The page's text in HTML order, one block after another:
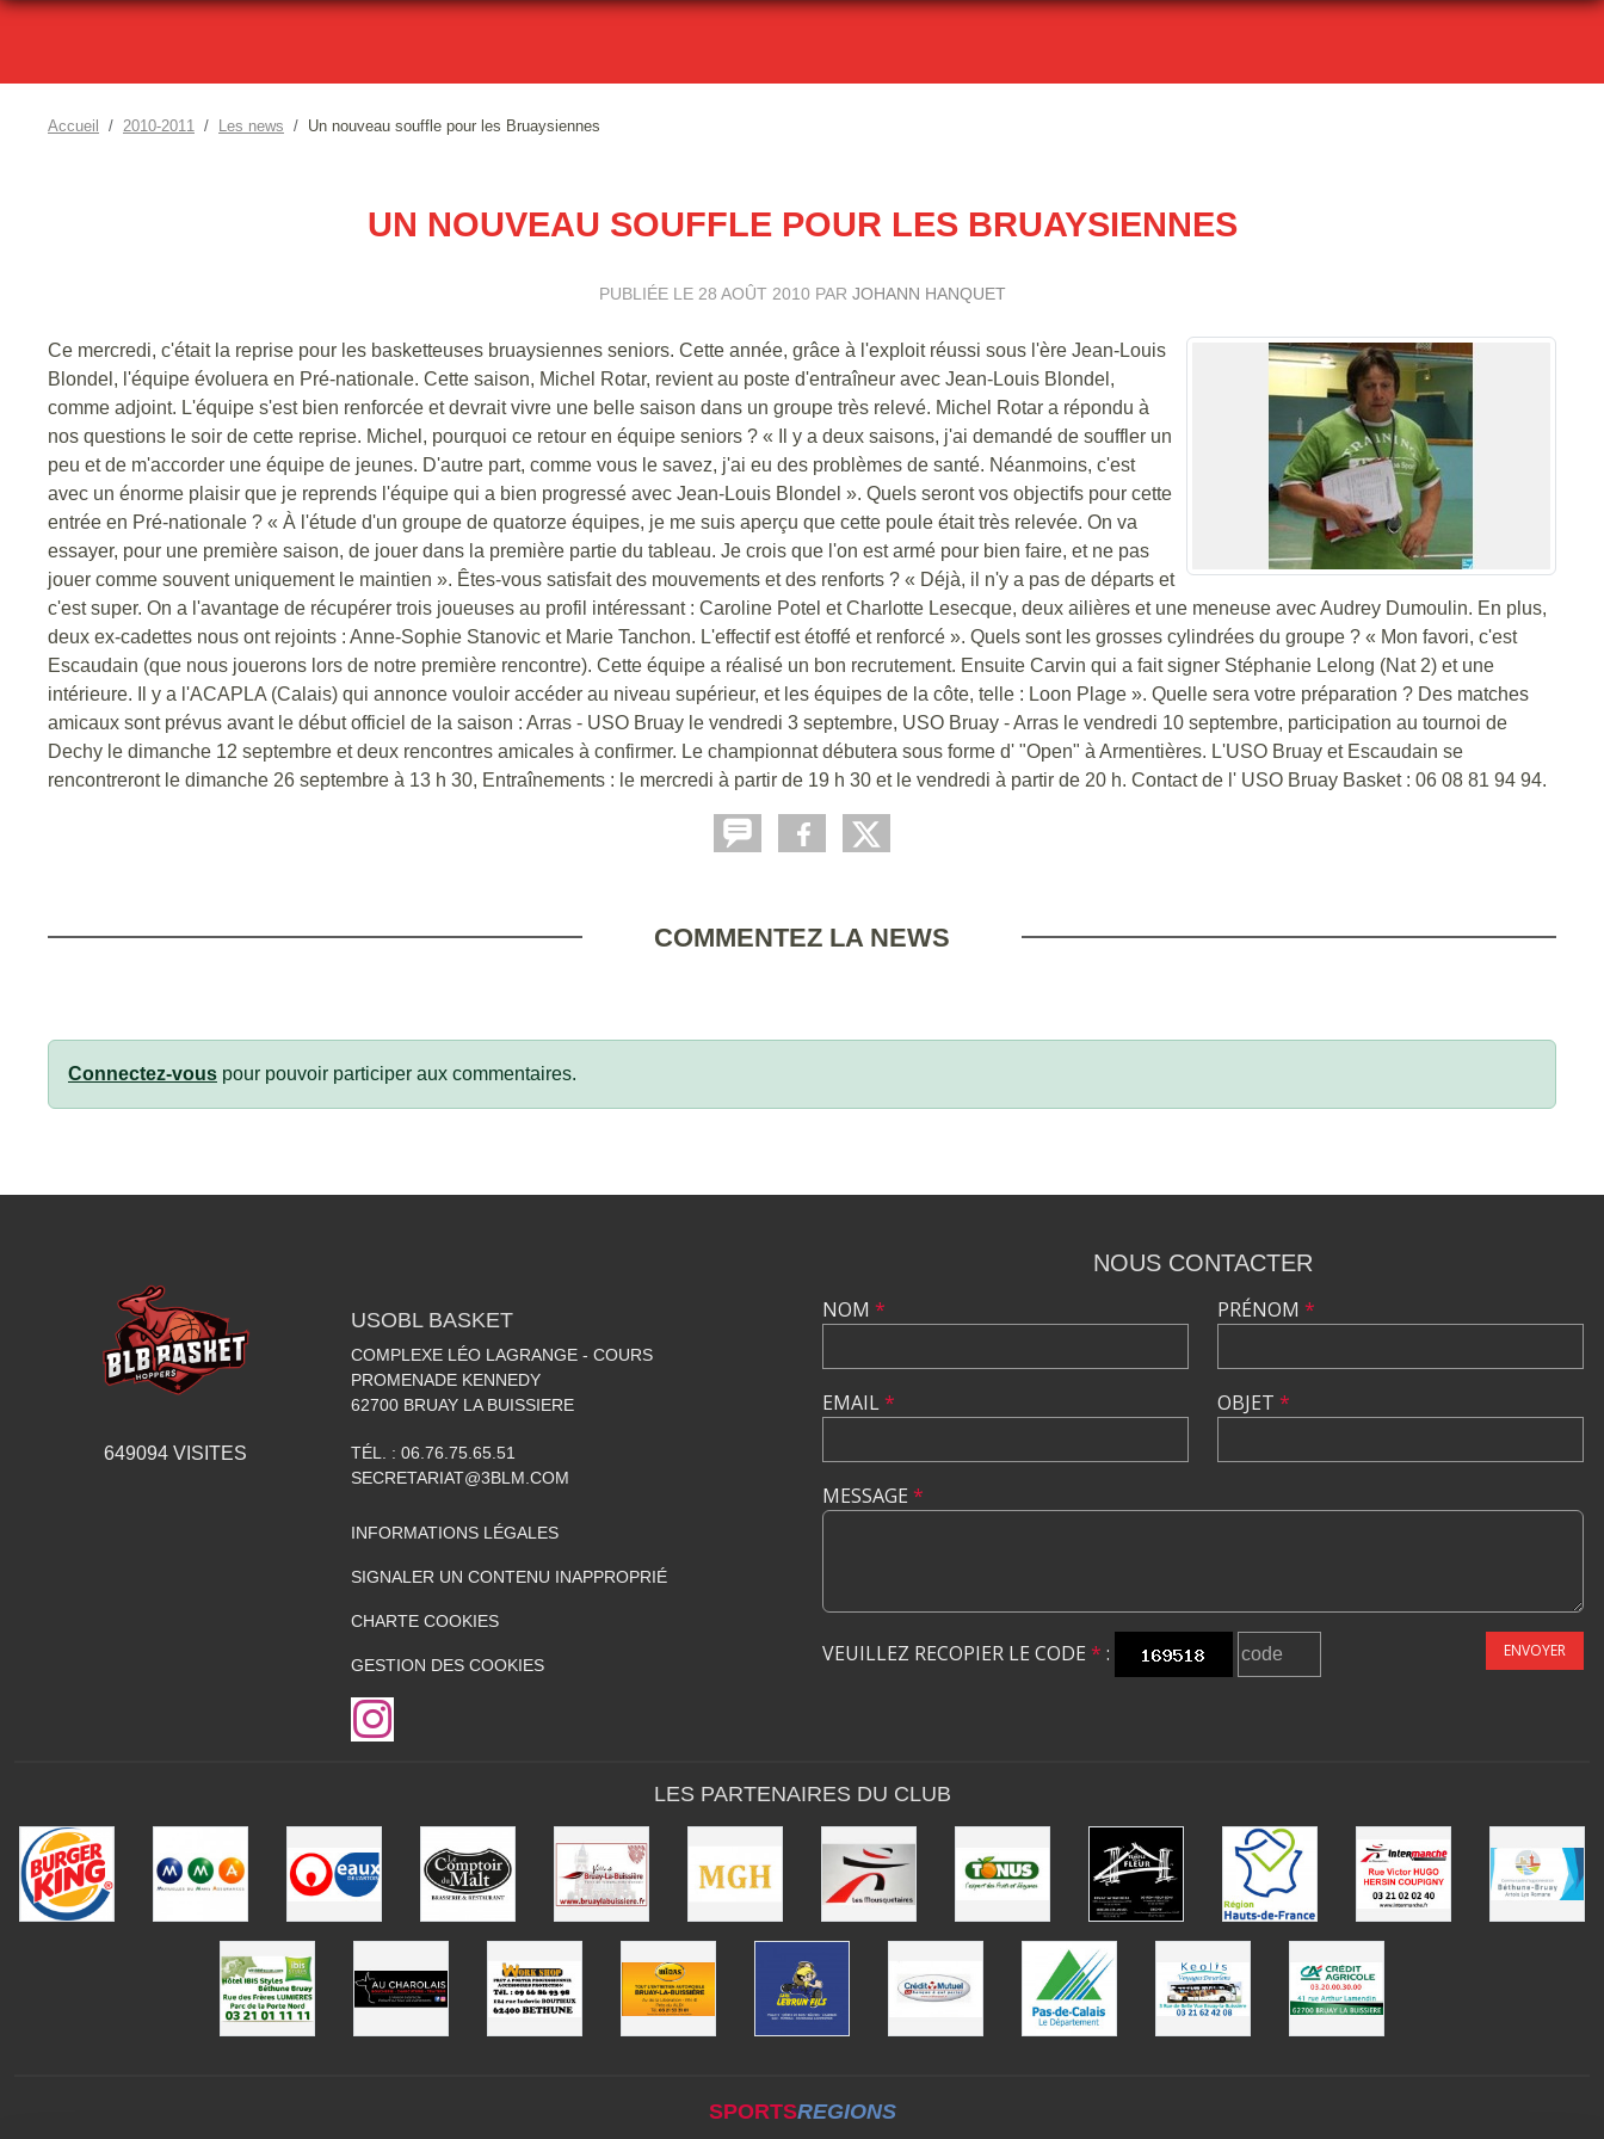
Accueil 2010-2011 Les news Un nouveau souffle pour les Bruaysiennes
UN NOUVEAU SOUFFLE POUR LES BRUAYSIENNES
PUBLIÉE LE 28 AOÛT 2010 PAR JOHANN HANQUET
Ce mercredi, c'était la reprise pour les basketteuses bruaysiennes seniors. Cette année, grâce à l'exploit réussi sous l'ère Jean-Louis
Blondel, l'équipe évoluera en Pré-nationale. Cette saison, Michel Rotar, revient au poste d'entraîneur avec Jean-Louis Blondel,
comme adjoint. L'équipe s'est bien renforcée et devrait vivre une belle saison dans un groupe très relevé. Michel Rotar a répondu à
nos questions le soir de cette reprise. Michel, pourquoi ce retour en équipe seniors ? « Il y a deux saisons, j'ai demandé de souffler un
peu et de m'accorder une équipe de jeunes. D'autre part, comme vous le savez, j'ai eu des problèmes de santé. Néanmoins, c'est
avec un énorme plaisir que je reprends l'équipe qui a bien progressé avec Jean-Louis Blondel ». Quels seront vos objectifs pour cette
entrée en Pré-nationale ? « À l'étude d'un groupe de quatorze équipes, je me suis aperçu que cette poule était très relevée. On va
essayer, pour une première saison, de jouer dans la première partie du tableau. Je crois que l'on est armé pour bien faire, et ne pas
jouer comme souvent uniquement le maintien ». Êtes-vous satisfait des mouvements et des renforts ? « Déjà, il n'y a pas de départs et
c'est super. On a l'avantage de récupérer trois joueuses au profil intéressant : Caroline Potel et Charlotte Lesecque, deux ailières et une meneuse avec Audrey Dumoulin. En plus,
deux ex-cadettes nous ont rejoints : Anne-Sophie Stanovic et Marie Tanchon. L'effectif est étoffé et renforcé ». Quels sont les grosses cylindrées du groupe ? « Mon favori, c'est
Escaudain (que nous jouerons lors de notre première rencontre). Cette équipe a réalisé un bon recrutement. Ensuite Carvin qui a fait signer Stéphanie Lelong (Nat 2) et une
intérieure. Il y a l'ACAPLA (Calais) qui annonce vouloir accéder au niveau supérieur, et les équipes de la côte, telle : Loon Plage ». Quelle sera votre préparation ? Des matches
amicaux sont prévus avant le début officiel de la saison : Arras - USO Bruay le vendredi 3 septembre, USO Bruay - Arras le vendredi 10 septembre, participation au tournoi de
Dechy le dimanche 12 septembre et deux rencontres amicales à confirmer. Le championnat débutera sous forme d' "Open" à Armentières. L'USO Bruay et Escaudain se
rencontreront le dimanche 26 septembre à 13 h 30, Entraînements : le mercredi à partir de 19 h 30 et le vendredi à partir de 20 h. Contact de l' USO Bruay Basket : 06 08 81 94 94.
COMMENTEZ LA NEWS
Connectez-vous pour pouvoir participer aux commentaires.
649094 VISITES
USOBL BASKET
COMPLEXE LÉO LAGRANGE - COURS
PROMENADE KENNEDY
62700 BRUAY LA BUISSIERE
TÉL. : 06.76.75.65.51
SECRETARIAT@3BLM.COM
INFORMATIONS LÉGALES
SIGNALER UN CONTENU INAPPROPRIÉ
CHARTE COOKIES
GESTION DES COOKIES
NOUS CONTACTER
NOM *
EMAIL*
PRÉNOM *
OBJET *
MESSAGE *
VEUILLEZ RECOPIER LE CODE * : ENVOYER
LES PARTENAIRES DU CLUB
SPORTSREGIONS